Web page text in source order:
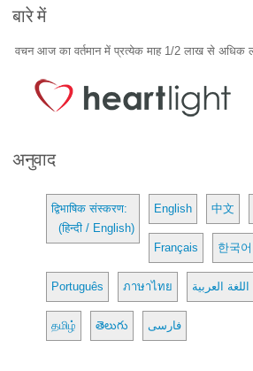
बारे में
वचन आज का वर्तमान में प्रत्येक माह 1/2 लाख से अधिक
अनुवाद
द्विभाषिक संस्करण:
(हिन्दी / English)
English 中文
Français 한국어
Português ภาษาไทย اللغة العربية
தமிழ் తెలుగు فارسی